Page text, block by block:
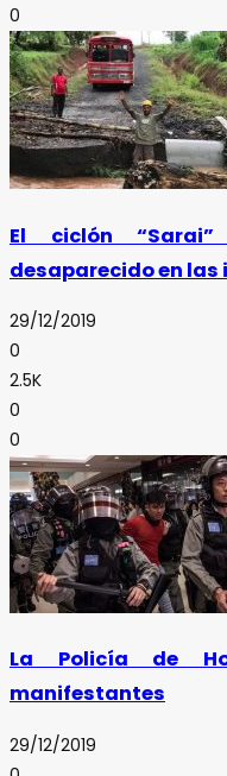
0
El ciclón
desaparecido en las
29/12/2019
0
2.5K
0
0
La Policía de
manifestantes
29/12/2019